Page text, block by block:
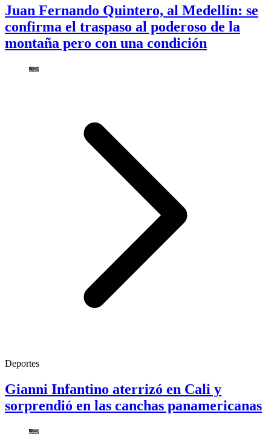
Juan Fernando Quintero, al Medellín: se
confirma el traspaso al poderoso de la
montaña pero con una condición
Deportes
Gianni Infantino aterrizó en Cali y
sorprendió en las canchas panamericanas